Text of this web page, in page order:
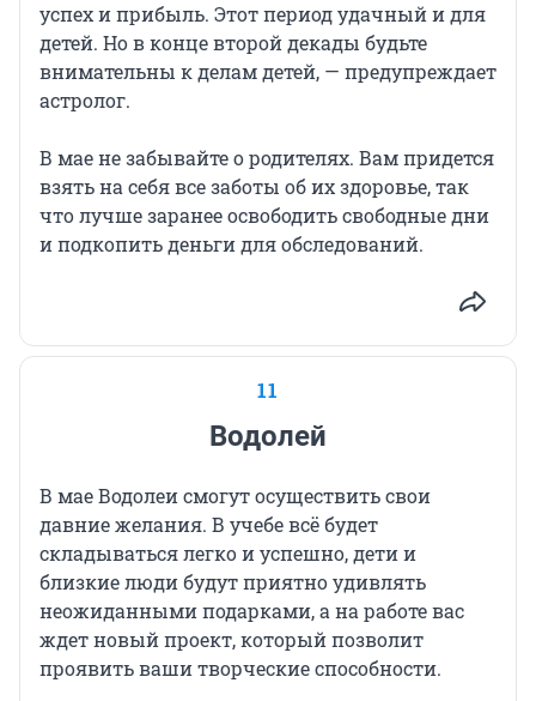
успех и прибыль. Этот период удачный и для
детей. Но в конце второй декады будьте
внимательны к делам детей, — предупреждает
астролог.
В мае не забывайте о родителях. Вам придется
взять на себя все заботы об их здоровье, так
что лучше заранее освободить свободные дни
и подкопить деньги для обследований.
11
Водолей
В мае Водолеи смогут осуществить свои
давние желания. В учебе всё будет
складываться легко и успешно, дети и
близкие люди будут приятно удивлять
неожиданными подарками, а на работе вас
ждет новый проект, который позволит
проявить ваши творческие способности.